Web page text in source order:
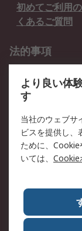
初めてご利用
くあるご質問
法的事項
クッキーポリ
RSについて
会社概要
プレスリリー
全世界のRS
ESGへの取り
より良い体
す
当社のウェブサ
ビスを提供し、
ために、
いては、 Cookie